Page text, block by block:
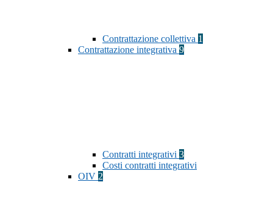
Contrattazione collettiva 1
Contrattazione integrativa 9
Contratti integrativi 3
Costi contratti integrativi
OIV 2